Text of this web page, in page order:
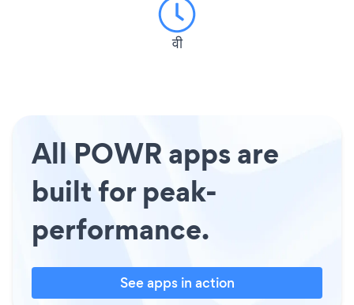
वी
All POWR apps are
built for peak-
performance.
See apps in action